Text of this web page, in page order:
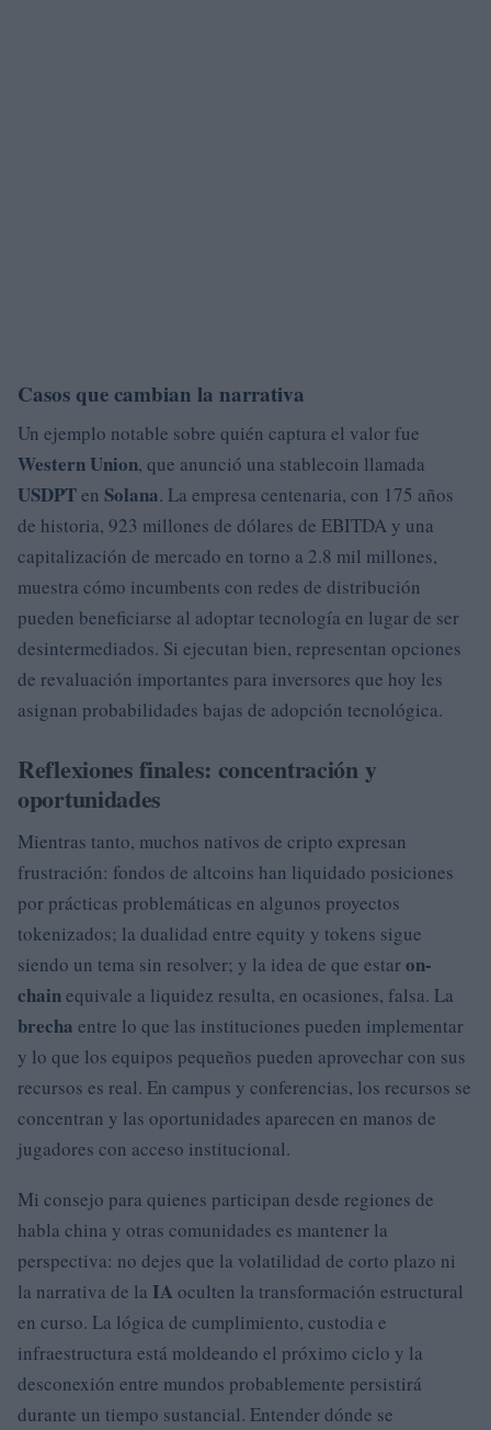
Casos que cambian la narrativa
Un ejemplo notable sobre quién captura el valor fue
Western Union, que anunció una stablecoin llamada
USDPTen Solana. La empresa centenaria, con 175 años
de historia, 923 millones de dólares de EBITDA y una
capitalización de mercado en torno a 2.8 mil millones,
muestra cómo incumbents con redes de distribución
pueden beneficiarse al adoptar tecnología en lugar de ser
desintermediados. Si ejecutan bien, representan opciones
de revaluación importantes para inversores que hoy les
asignan probabilidades bajas de adopción tecnológica.
Reflexiones finales: concentración y
oportunidades
Mientras tanto, muchos nativos de cripto expresan
frustración: fondos de altcoins han liquidado posiciones
por prácticas problemáticas en algunos proyectos
tokenizados; la dualidad entre equity y tokens sigue
siendo un tema sin resolver; y la idea de que estaron-
chainequivale a liquidez resulta, en ocasiones, falsa. La
brecha entre lo que las instituciones pueden implementar
y lo que los equipos pequeños pueden aprovechar con sus
recursos es real. En campus y conferencias, los recursos se
concentran y las oportunidades aparecen en manos de
jugadores con acceso institucional.
Mi consejo para quienes participan desde regiones de
habla china y otras comunidades es mantener la
perspectiva: no dejes que la volatilidad de corto plazo ni
la narrativa de la IA oculten la transformación estructural
en curso. La lógica de cumplimiento, custodia e
infraestructura está moldeando el próximo ciclo y la
desconexión entre mundos probablemente persistirá
durante un tiempo sustancial. Entender dónde se